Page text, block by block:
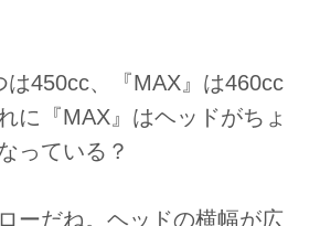
450cc、『MAX』は460cc
に『MAX』はヘッドがちょ
っている？
ーだね。ヘッドの横幅が広